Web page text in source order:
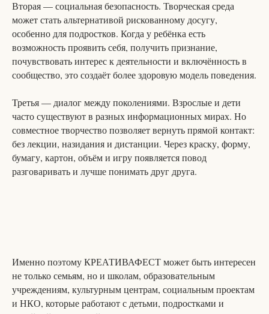
Вторая — социальная безопасность. Творческая среда
может стать альтернативой рискованному досугу,
особенно для подростков. Когда у ребёнка есть
возможность проявить себя, получить признание,
почувствовать интерес к деятельности и включённость в
сообщество, это создаёт более здоровую модель поведения.
Третья — диалог между поколениями. Взрослые и дети
часто существуют в разных информационных мирах. Но
совместное творчество позволяет вернуть прямой контакт:
без лекции, назидания и дистанции. Через краску, форму,
бумагу, картон, объём и игру появляется повод
разговаривать и лучше понимать друг друга.
Именно поэтому КРЕАТИВАФЕСТ может быть интересен
не только семьям, но и школам, образовательным
учреждениям, культурным центрам, социальным проектам
и НКО, которые работают с детьми, подростками и